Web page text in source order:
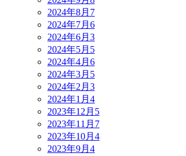
2024年8月 7
2024年7月 6
2024年6月 3
2024年5月 5
2024年4月 6
2024年3月 5
2024年2月 3
2024年1月 4
2023年12月 5
2023年11月 7
2023年10月 4
2023年9月 4